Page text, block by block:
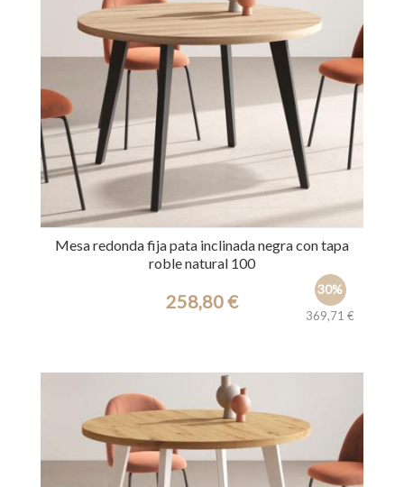
Mesa redonda fija pata inclinada negra con tapa
roble natural 100
30%
369,71 €
258,80 €